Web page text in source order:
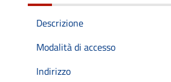
Descrizione
Modalità di accesso
Indirizzo